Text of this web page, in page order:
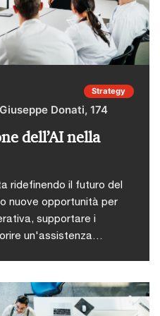
alla maturità digitale
del sistema
offerte dalle
del tessile.L'obiettivo
giovani talentiAmbienti
scenario, l’innovazione
per accompagnare
evoluzione,
del Made in
a livello
Strategy
Donati, 174
dell’AI nella
ridefinendo il futuro del
nuove opportunità per
supportare i
un'assistenza
coniughi innovazione,
e conformità